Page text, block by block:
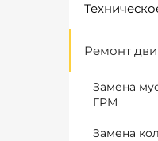
Ремонт
Замена
ГРМ
Замена